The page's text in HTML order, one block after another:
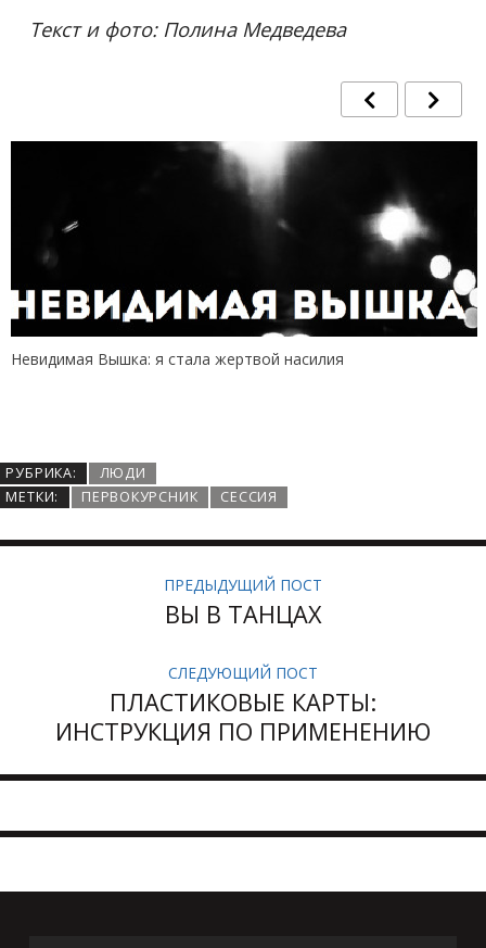
Текст и фото: Полина Медведева
Невидимая Вышка: я стала жертвой насилия
РУБРИКА:
ЛЮДИ
МЕТКИ:
ПЕРВОКУРСНИК СЕССИЯ
ПРЕДЫДУЩИЙ ПОСТ
ВЫ В ТАНЦАХ
СЛЕДУЮЩИЙ ПОСТ
ПЛАСТИКОВЫЕ КАРТЫ:
ИНСТРУКЦИЯ ПО ПРИМЕНЕНИЮ